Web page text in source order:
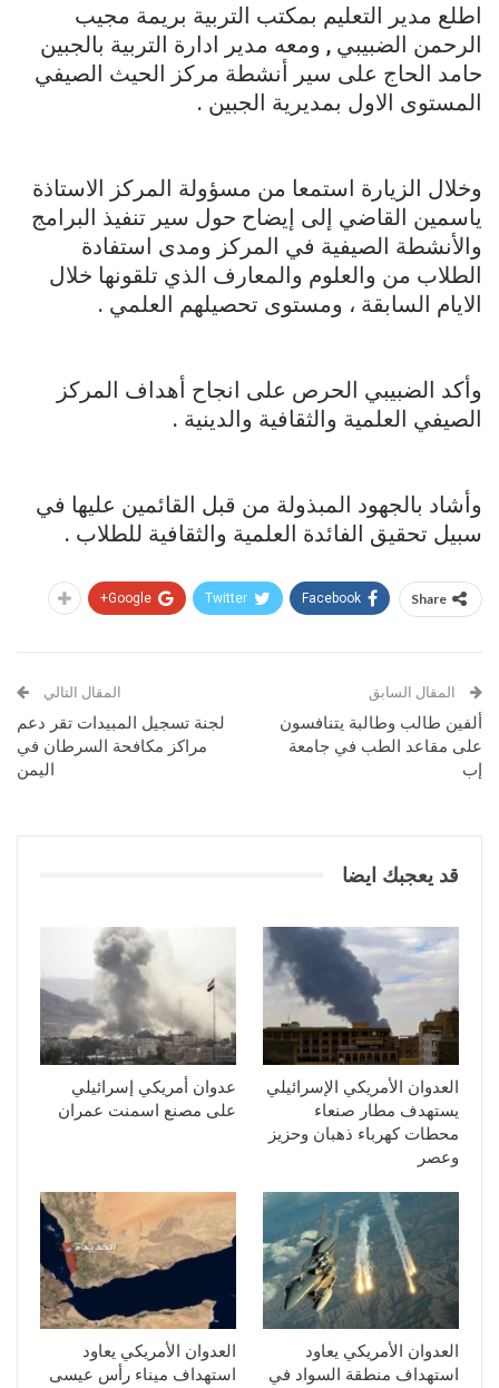
اطلع مدير التعليم بمكتب التربية بريمة مجيب
الرحمن الضبيبي , ومعه مدير ادارة التربية بالجبين
حامد الحاج على سير أنشطة مركز الحيث الصيفي
المستوى الاول بمديرية الجبين .
وخلال الزيارة استمعا من مسؤولة المركز الاستاذة
ياسمين القاضي إلى إيضاح حول سير تنفيذ البرامج
والأنشطة الصيفية في المركز ومدى استفادة
الطلاب من والعلوم والمعارف الذي تلقونها خلال
الايام السابقة ، ومستوى تحصيلهم العلمي .
وأكد الضبيبي الحرص على انجاح أهداف المركز
الصيفي العلمية والثقافية والدينية .
وأشاد بالجهود المبذولة من قبل القائمين عليها في
سبيل تحقيق الفائدة العلمية والثقافية للطلاب .
Share
Facebook
Twitter
Google+
المقال السابق
ألفين طالب وطالبة يتنافسون
على مقاعد الطب في جامعة
إب
المقال التالي
لجنة تسجيل المبيدات تقر دعم
مراكز مكافحة السرطان في
اليمن
قد يعجبك ايضا
العدوان الأمريكي الإسرائيلي
يستهدف مطار صنعاء
محطات كهرباء ذهبان وحزيز
وعصر
عدوان أمريكي إسرائيلي
على مصنع اسمنت عمران
العدوان الأمريكي يعاود
استهداف منطقة السواد في
العدوان الأمريكي يعاود
استهداف ميناء رأس عيسى